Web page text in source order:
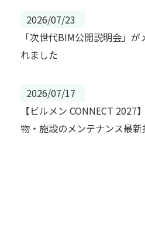
2026/07/23
「次世代BIM公開説明会」
れました
2026/07/17
【ビルメン CONNECT
物・施設のメンテナンス最新